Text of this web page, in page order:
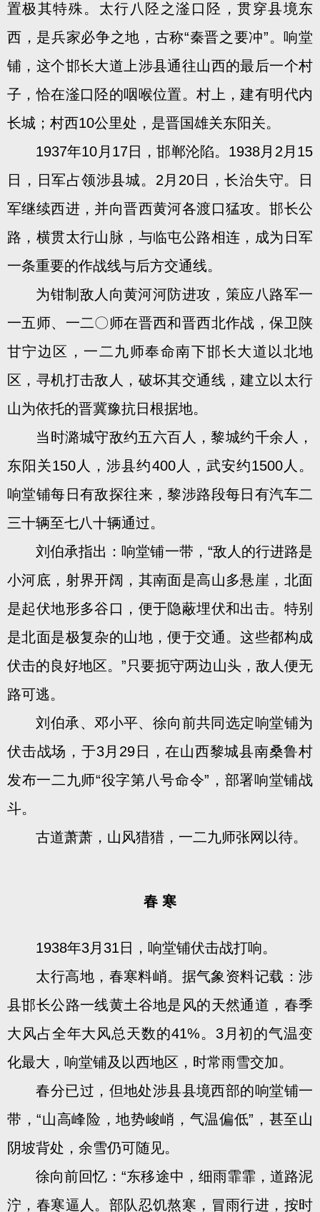
置极其特殊。太行八陉之滏口陉，贯穿县境东
西，是兵家必争之地，古称“秦晋之要冲”。响堂
铺，这个邯长大道上涉县通往山西的最后一个村
子，恰在滏口陉的咽喉位置。村上，建有明代内
长城；村西10公里处，是晋国雄关东阳关。
1937年10月17日，邯郸沦陷。1938月2月15
日，日军占领涉县城。2月20日，长治失守。日
军继续西进，并向晋西黄河各渡口猛攻。邯长公
路，横贯太行山脉，与临屯公路相连，成为日军
一条重要的作战线与后方交通线。
为钳制敌人向黄河河防进攻，策应八路军一
一五师、一二〇师在晋西和晋西北作战，保卫陕
甘宁边区，一二九师奉命南下邯长大道以北地
区，寻机打击敌人，破坏其交通线，建立以太行
山为依托的晋冀豫抗日根据地。
当时潞城守敌约五六百人，黎城约千余人，
东阳关150人，涉县约400人，武安约1500人。
响堂铺每日有敌探往来，黎涉路段每日有汽车二
三十辆至七八十辆通过。
刘伯承指出：响堂铺一带，“敌人的行进路是
小河底，射界开阔，其南面是高山多悬崖，北面
是起伏地形多谷口，便于隐蔽埋伏和出击。特别
是北面是极复杂的山地，便于交通。这些都构成
伏击的良好地区。”只要扼守两边山头，敌人便无
路可逃。
刘伯承、邓小平、徐向前共同选定响堂铺为
伏击战场，于3月29日，在山西黎城县南桑鲁村
发布一二九师“役字第八号命令”，部署响堂铺战
斗。
古道萧萧，山风猎猎，一二九师张网以待。
春 寒
1938年3月31日，响堂铺伏击战打响。
太行高地，春寒料峭。据气象资料记载：涉
县邯长公路一线黄土谷地是风的天然通道，春季
大风占全年大风总天数的41%。3月初的气温变
化最大，响堂铺及以西地区，时常雨雪交加。
春分已过，但地处涉县县境西部的响堂铺一
带，“山高峰险，地势峻峭，气温偏低”，甚至山
阴坡背处，余雪仍可随见。
徐向前回忆：“东移途中，细雨霏霏，道路泥
泞，春寒逼人。部队忍饥熬寒，冒雨行进，按时